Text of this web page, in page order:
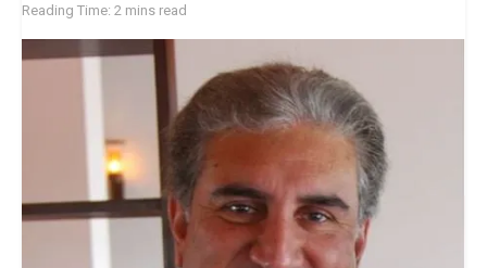
Reading Time: 2 mins read